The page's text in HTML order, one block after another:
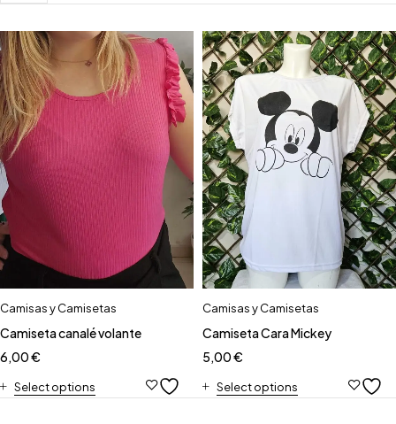
Camisas y Camisetas
Camiseta canalé volante
6,00€
Select options
Camisas y Camisetas
Camiseta Cara Mickey
5,00€
Select options